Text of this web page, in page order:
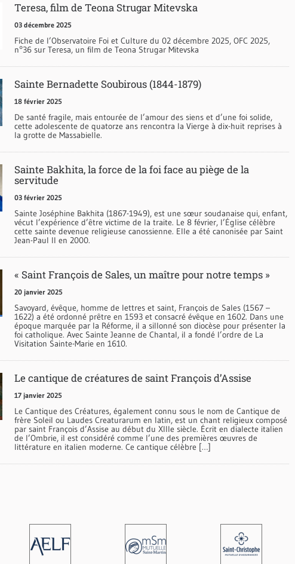
Teresa, film de Teona Strugar Mitevska
03 décembre 2025
Fiche de l’Observatoire Foi et Culture du 02 décembre 2025, OFC 2025,
n°36 sur Teresa, un film de Teona Strugar Mitevska
Sainte Bernadette Soubirous (1844-1879)
18 février 2025
De santé fragile, mais entourée de l’amour des siens et d’une foi solide,
cette adolescente de quatorze ans rencontra la Vierge à dix-huit reprises à
la grotte de Massabielle.
Sainte Bakhita, la force de la foi face au piège de la
servitude
03 février 2025
Sainte Joséphine Bakhita (1867-1949), est une sœur soudanaise qui, enfant,
vécut l’expérience d’être victime de la traite. Le 8 février, l’Église célèbre
cette sainte devenue religieuse canossienne. Elle a été canonisée par Saint
Jean-Paul II en 2000.
« Saint François de Sales, un maître pour notre temps »
20 janvier 2025
Savoyard, évêque, homme de lettres et saint, François de Sales (1567 –
1622) a été ordonné prêtre en 1593 et consacré évêque en 1602. Dans une
époque marquée par la Réforme, il a sillonné son diocèse pour présenter la
foi catholique. Avec Sainte Jeanne de Chantal, il a fondé l’ordre de La
Visitation Sainte-Marie en 1610.
Le cantique de créatures de saint François d’Assise
17 janvier 2025
Le Cantique des Créatures, également connu sous le nom de Cantique de
frère Soleil ou Laudes Creaturarum en latin, est un chant religieux composé
par saint François d’Assise au début du XIIIe siècle. Écrit en dialecte italien
de l’Ombrie, il est considéré comme l’une des premières œuvres de
littérature en italien moderne. Ce cantique célèbre […]